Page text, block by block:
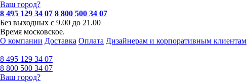
Ваш город?
8 495 129 34 07 8 800 500 34 07
Без выходных с 9.00 до 21.00
Время московское.
О компании Доставка Оплата Дизайнерам и корпоративным клиентам
8 495 129 34 07
8 800 500 34 07
Ваш город?